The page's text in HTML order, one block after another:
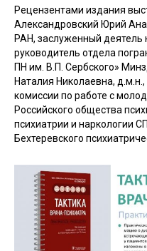
Рецензентами издания
Александровский Юрий
РАН, заслуженный деятель
руководитель отдела
ПН им. В.П. Сербского»
Наталия Николаевна,
комиссии по работе с
Российского общества
психиатрии и наркологии
Бехтеревского